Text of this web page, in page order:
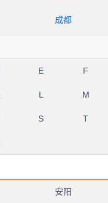
成都
E F
L M
S T
安阳